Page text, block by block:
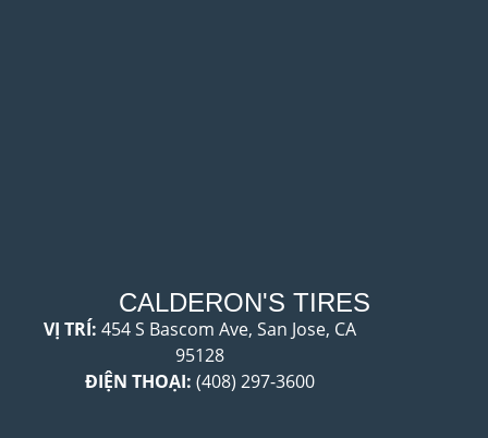
CALDERON'S TIRES
VỊ TRÍ: 454 S Bascom Ave, San Jose, CA
95128
ĐIỆN THOẠI: (408) 297-3600